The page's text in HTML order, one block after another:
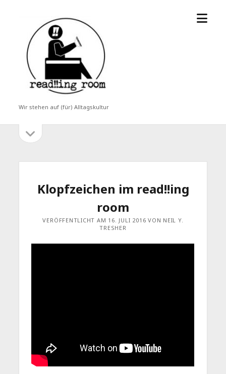
read!!ing
room
Wir stehen auf (für) Alltagskultur
Menü
Seitenleiste
öffnen
Klopfzeichen im read!!ing
room
VERÖFFENTLICHT AM 16. JULI 2016 VON NEIL Y.
TRESHER